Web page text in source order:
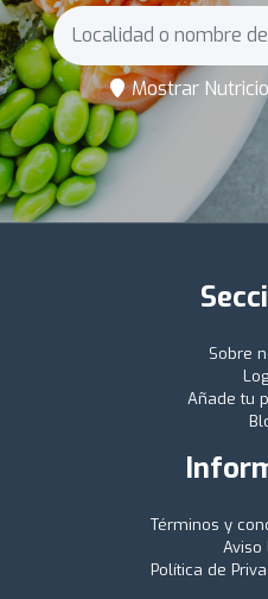
Mostrar
Sobre
Añade tu
Términos y
Aviso
Política de